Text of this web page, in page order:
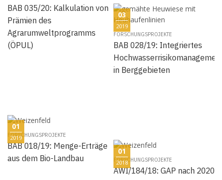
BAB 035/20: Kalkulation von
Prämien des
Agrarumweltprogramms
(ÖPUL)
03
2019
FORSCHUNGSPROJEKTE
BAB 028/19: Integriertes
in Berggebieten
01
2019
FORSCHUNGSPROJEKTE
BAB 018/19: Menge-Erträge
aus dem Bio-Landbau
01
2018
FORSCHUNGSPROJEKTE
AWI/184/18: GAP nach 2020